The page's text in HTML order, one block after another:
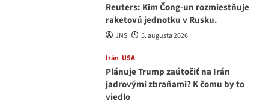
Reuters: Kim Čong-un rozmiestňuje
raketovú jednotku v Rusku.
JNS 5. augusta 2026
Irán USA
Plánuje Trump zaútočiť na Irán
jadrovými zbraňami? K čomu by to
viedlo